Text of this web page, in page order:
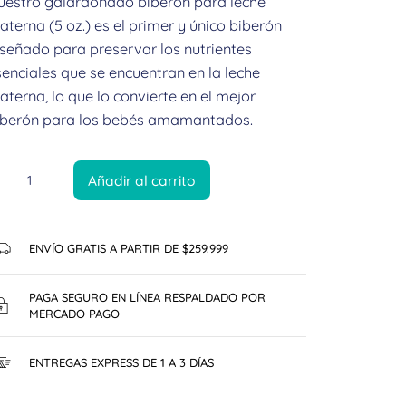
(5 oz.) es el primer y único biberón
para preservar los nutrientes
que se encuentran en la leche
lo que lo convierte en el mejor
para los bebés amamantados.
Añadir al carrito
ENVÍO GRATIS A PARTIR DE $259.999
PAGA SEGURO EN LÍNEA RESPALDADO POR
MERCADO PAGO
ENTREGAS EXPRESS DE 1 A 3 DÍAS